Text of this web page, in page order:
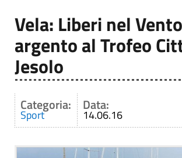
Vela: Liberi nel Vento
argento al Trofeo
Jesolo
Categoria:
Sport
Data:
14.06.16